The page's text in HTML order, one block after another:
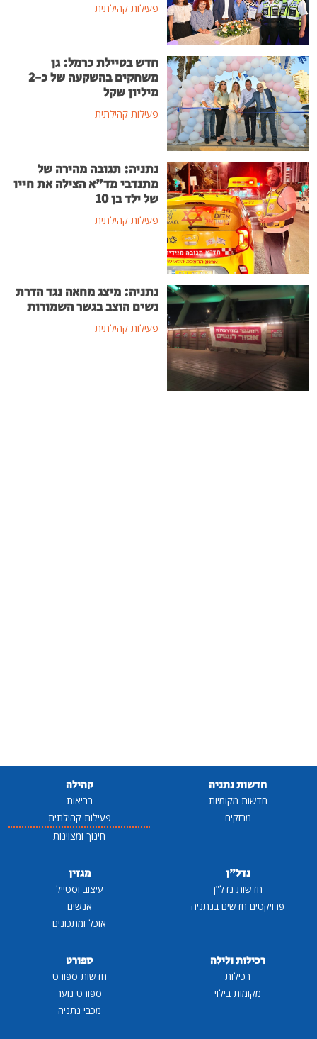
פעילות קהילתית
חדש בטיילת כרמל: גן
משחקים בהשקעה של כ-2
מיליון שקל
פעילות קהילתית
נתניה: תגובה מהירה של
מתנדבי מד"א הצילה את חייו
של ילד בן 10
פעילות קהילתית
נתניה: מיצג מחאה נגד הדרת
נשים הוצב בגשר השמורות
פעילות קהילתית
חדשות נתניה
חדשות מקומיות
מבזקים
קהילה
בריאות
פעילות קהילתית
חינוך ומצוינות
נדל"ן
חדשות נדל"ן
פרויקטים חדשים בנתניה
מגזין
עיצוב וסטייל
אנשים
אוכל ומתכונים
רכילות ולילה
רכילות
מקומות בילוי
ספורט
חדשות ספורט
ספורט נוער
מכבי נתניה